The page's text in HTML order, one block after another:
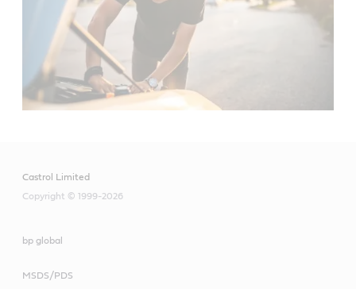
Castrol Limited
Copyright © 1999-2026
bp global
MSDS/PDS